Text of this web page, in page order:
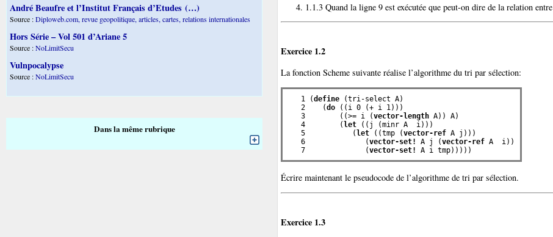
1.1.3 Quand la ligne 9 est exécutée que peut-on dire de la relation entre
Exercice 1.2
La fonction Scheme suivante réalise l’algorithme du tri par sélection:
   1 (
define (tri-select A)
   2    (
do ((i 0 (+ i 1)))
   3        ((>= i (
vector-length A)) A)
   4        (
let ((j (minr A  i)))
   5           (
let ((tmp (vector-ref A j)))
   6              (
vector-set! A j (vector-ref A  i))
   7              (
vector-set! A i tmp)))))
Écrire maintenant le pseudocode de l’algorithme de tri par sélection.
Exercice 1.3
André Beaufre et l’Institut Français d’Etudes (…)
Source :Diploweb.com, revue geopolitique, articles, cartes, relations internationales
Hors Série – Vol 501 d’Ariane 5
Source :NoLimitSecu
Vulnpocalypse
Source :NoLimitSecu
Dans la même rubrique